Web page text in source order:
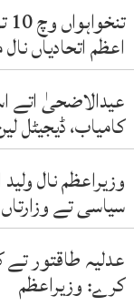
اعظم اتحادیاں
عیدالاضحیٰ اتے
کامیاب، ڈیجیٹل
وزیراعظم نال
سیاسی تے
عدلیہ طاقتور
کرے: وزیراعظم